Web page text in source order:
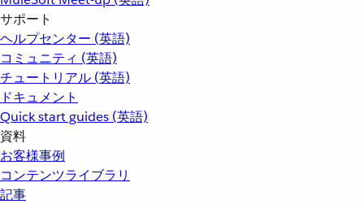
サポート
ヘルプセンター (英語)
コミュニティ (英語)
チュートリアル (英語)
ドキュメント
Quick start guides (英語)
資料
お客様事例
コンテンツライブラリ
記事